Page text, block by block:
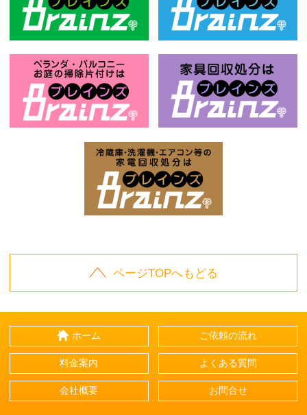
ページTOPへもどる
ホーム ご依頼の流れ
料金案内 よくある質問
会社概要 お問合せ